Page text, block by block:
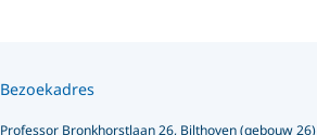
Bezoekadres
Professor Bronkhorstlaan 26, Bilthoven (gebouw 26)